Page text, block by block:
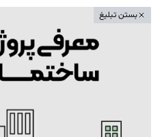
بستن تبلیغ